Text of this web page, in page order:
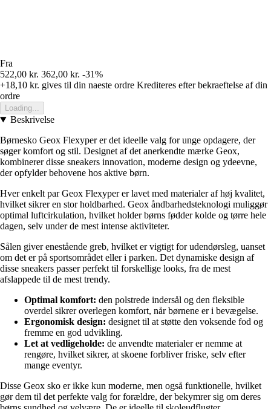
Fra
522,00 kr. 362,00 kr. -31%
+18,10 kr. gives til din naeste ordre Krediteres efter bekraeftelse af din
ordre
Loading...
Beskrivelse
Børnesko Geox Flexyper er det ideelle valg for unge opdagere, der
søger komfort og stil. Designet af det anerkendte mærke Geox,
kombinerer disse sneakers innovation, moderne design og ydeevne,
der opfylder behovene hos aktive børn.
Hver enkelt par Geox Flexyper er lavet med materialer af høj kvalitet,
hvilket sikrer en stor holdbarhed. Geox åndbarhedsteknologi muliggør
optimal luftcirkulation, hvilket holder børns fødder kolde og tørre hele
dagen, selv under de mest intense aktiviteter.
Sålen giver enestående greb, hvilket er vigtigt for udendørsleg, uanset
om det er på sportsområdet eller i parken. Det dynamiske design af
disse sneakers passer perfekt til forskellige looks, fra de mest
afslappede til de mest trendy.
Optimal komfort: den polstrede indersål og den fleksible
overdel sikrer overlegen komfort, når børnene er i bevægelse.
Ergonomisk design: designet til at støtte den voksende fod og
fremme en god udvikling.
Let at vedligeholde: de anvendte materialer er nemme at
rengøre, hvilket sikrer, at skoene forbliver friske, selv efter
mange eventyr.
Disse Geox sko er ikke kun moderne, men også funktionelle, hvilket
gør dem til det perfekte valg for forældre, der bekymrer sig om deres